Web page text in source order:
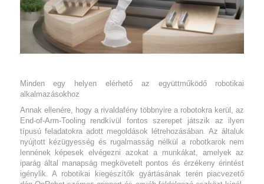
Minden egy helyen elérhető az együttműködő robotikai
alkalmazásokhoz
Annak ellenére, hogy a rivaldafény többnyire a robotokra kerül, az
End-of-Arm-Tooling rendkívül fontos szerepet játszik az ilyen
típusú feladatokra adott megoldások létrehozásában. Az általuk
nyújtott kézügyesség és rugalmasság nélkül a robotkarok nem
lennének képesek elvégezni azokat a munkákat, amelyek az
iparág által manapság megkövetelt pontos és érzékeny érintést
igénylik. A robotikai kiegészítők gyártásának terén piacvezető